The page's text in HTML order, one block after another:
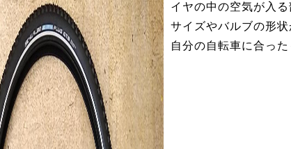
イヤの中の空気が入
サイズやバルブの形
自分の自転車に合っ